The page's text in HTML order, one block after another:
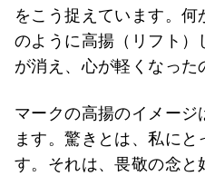
をこう捉えています。
のように高揚（リフト）
が消え、心が軽くなった
マークの高揚のイメー
ます。驚きとは、私に
す。それは、畏敬の念